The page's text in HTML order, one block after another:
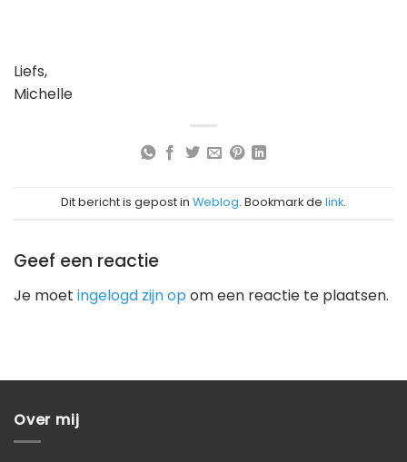
Liefs,
Michelle
Dit bericht is gepost in Weblog. Bookmark de link.
Geef een reactie
Je moet ingelogd zijn opom een reactie te plaatsen.
Over mij